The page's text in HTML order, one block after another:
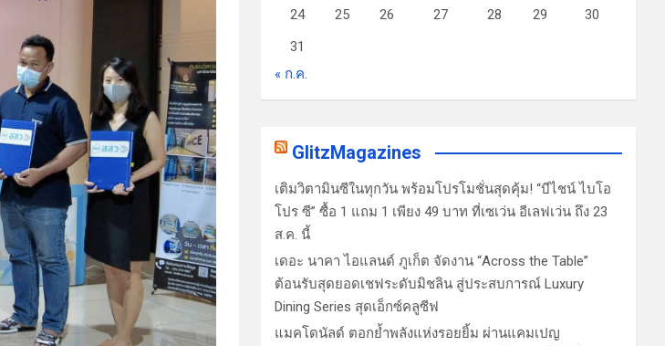
24
25 26 27 28 29
30
31
« ก.ค.
GlitzMagazines
เติมวิตามินซีในทุกวัน พร้อมโปรโมชั่นสุดคุ้ม! “บีไชน์ ไบโอ
โปร ซี” ซื้อ 1 แถม 1 เพียง 49 บาท ที่เซเว่น อีเลฟเว่น ถึง 23
ส.ค. นี้
เดอะ นาคา ไอแลนด์ ภูเก็ต จัดงาน “Across the Table”
ต้อนรับสุดยอดเชฟระดับมิชลิน สู่ประสบการณ์ Luxury
Dining Series สุดเอ็กซ์คลูซีฟ
แมคโดนัลด์ ตอกย้ำพลังแห่งรอยยิ้ม ผ่านแคมเปญ